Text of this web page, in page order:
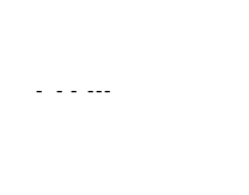
- - - ---